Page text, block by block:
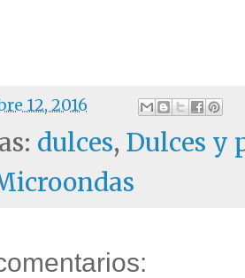
12, 2016
dulces, Dulces y